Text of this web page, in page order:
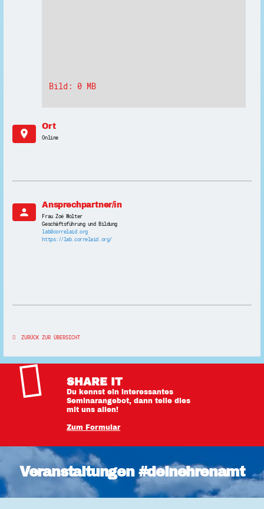
Bild: 0 MB
location_on
Ort
Online
person
Ansprechpartner/in
Frau Zoé Wolter
Geschäftsführung und Bildung
lab@correlaid.org
https://lab.correlaid.org/
ZURÜCK ZUR ÜBERSICHT
SHARE IT
Du kennst ein interessantes
Seminarangebot, dann teile dies
mit uns allen!
Zum Formular
Veranstaltungen #deinehrenamt